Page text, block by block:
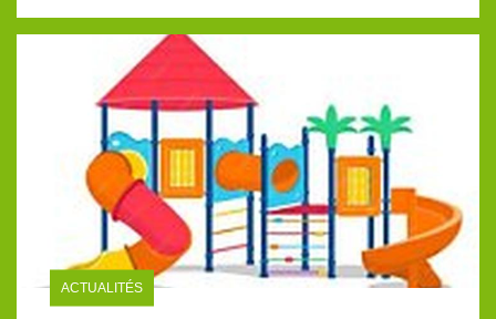
ACTUALITÉS